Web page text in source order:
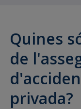
Quines
de
privada?